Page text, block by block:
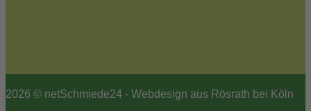
2026 © netSchmiede24 - Webdesign aus Rösrath bei Köln